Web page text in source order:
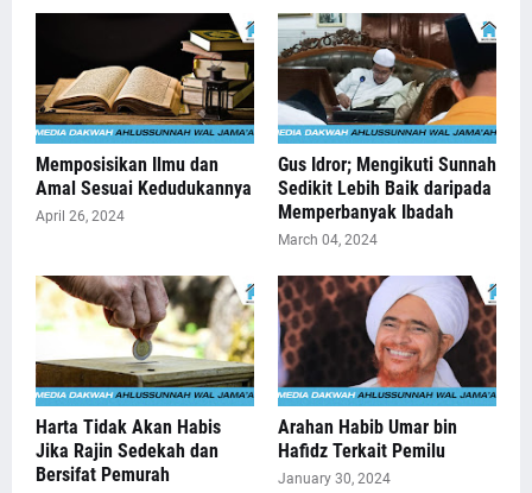
Memposisikan Ilmu dan
Amal Sesuai Kedudukannya
April 26, 2024
Gus Idror; Mengikuti Sunnah
Sedikit Lebih Baik daripada
Memperbanyak Ibadah
March 04, 2024
Harta Tidak Akan Habis
Jika Rajin Sedekah dan
Bersifat Pemurah
Arahan Habib Umar bin
Hafidz Terkait Pemilu
January 30, 2024